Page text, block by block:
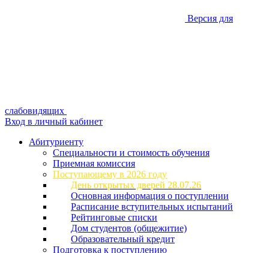
Версия для
слабовидящих
Вход в личный кабинет
Абитуриенту
Специальности и стоимость обучения
Приемная комиссия
Поступающему в 2026 году
День открытых дверей 28.07.26
Основная информация о поступлении
Расписание вступительных испытаний
Рейтинговые списки
Дом студентов (общежитие)
Образовательный кредит
Подготовка к поступлению